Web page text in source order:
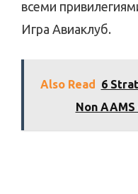
всеми
Игра Авиаклуб.
Also Read
6
Non